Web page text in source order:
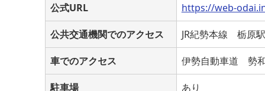
公式URL https://web-
公共交通機関でのアクセス JR紀勢本線 栃原
車でのアクセス 伊勢自動車道 勢
駐車場 あり